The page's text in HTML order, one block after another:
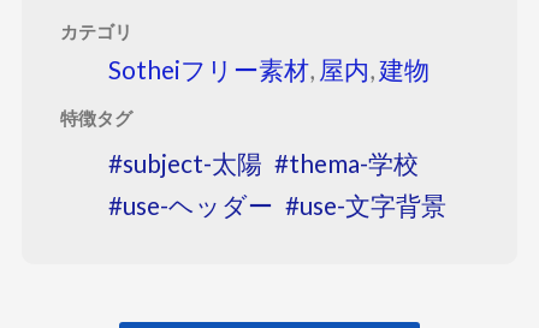
カテゴリ
Sotheiフリー素材, 屋内,建物
特徴タグ
subject-太陽
thema-学校
use-ヘッダー
use-文字背景